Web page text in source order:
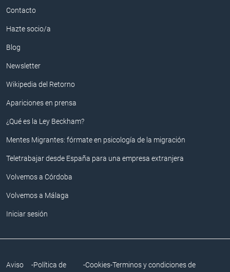
Contacto
Hazte socio/a
Blog
Newsletter
Wikipedia del Retorno
Apariciones en prensa
¿Qué es la Ley Beckham?
Mentes Migrantes: fórmate en psicología de la migración
Teletrabajar desde España para una empresa extranjera
Volvemos a Córdoba
Volvemos a Málaga
Iniciar sesión
Aviso
-Política de
-Cookies-Terminos y condiciones de